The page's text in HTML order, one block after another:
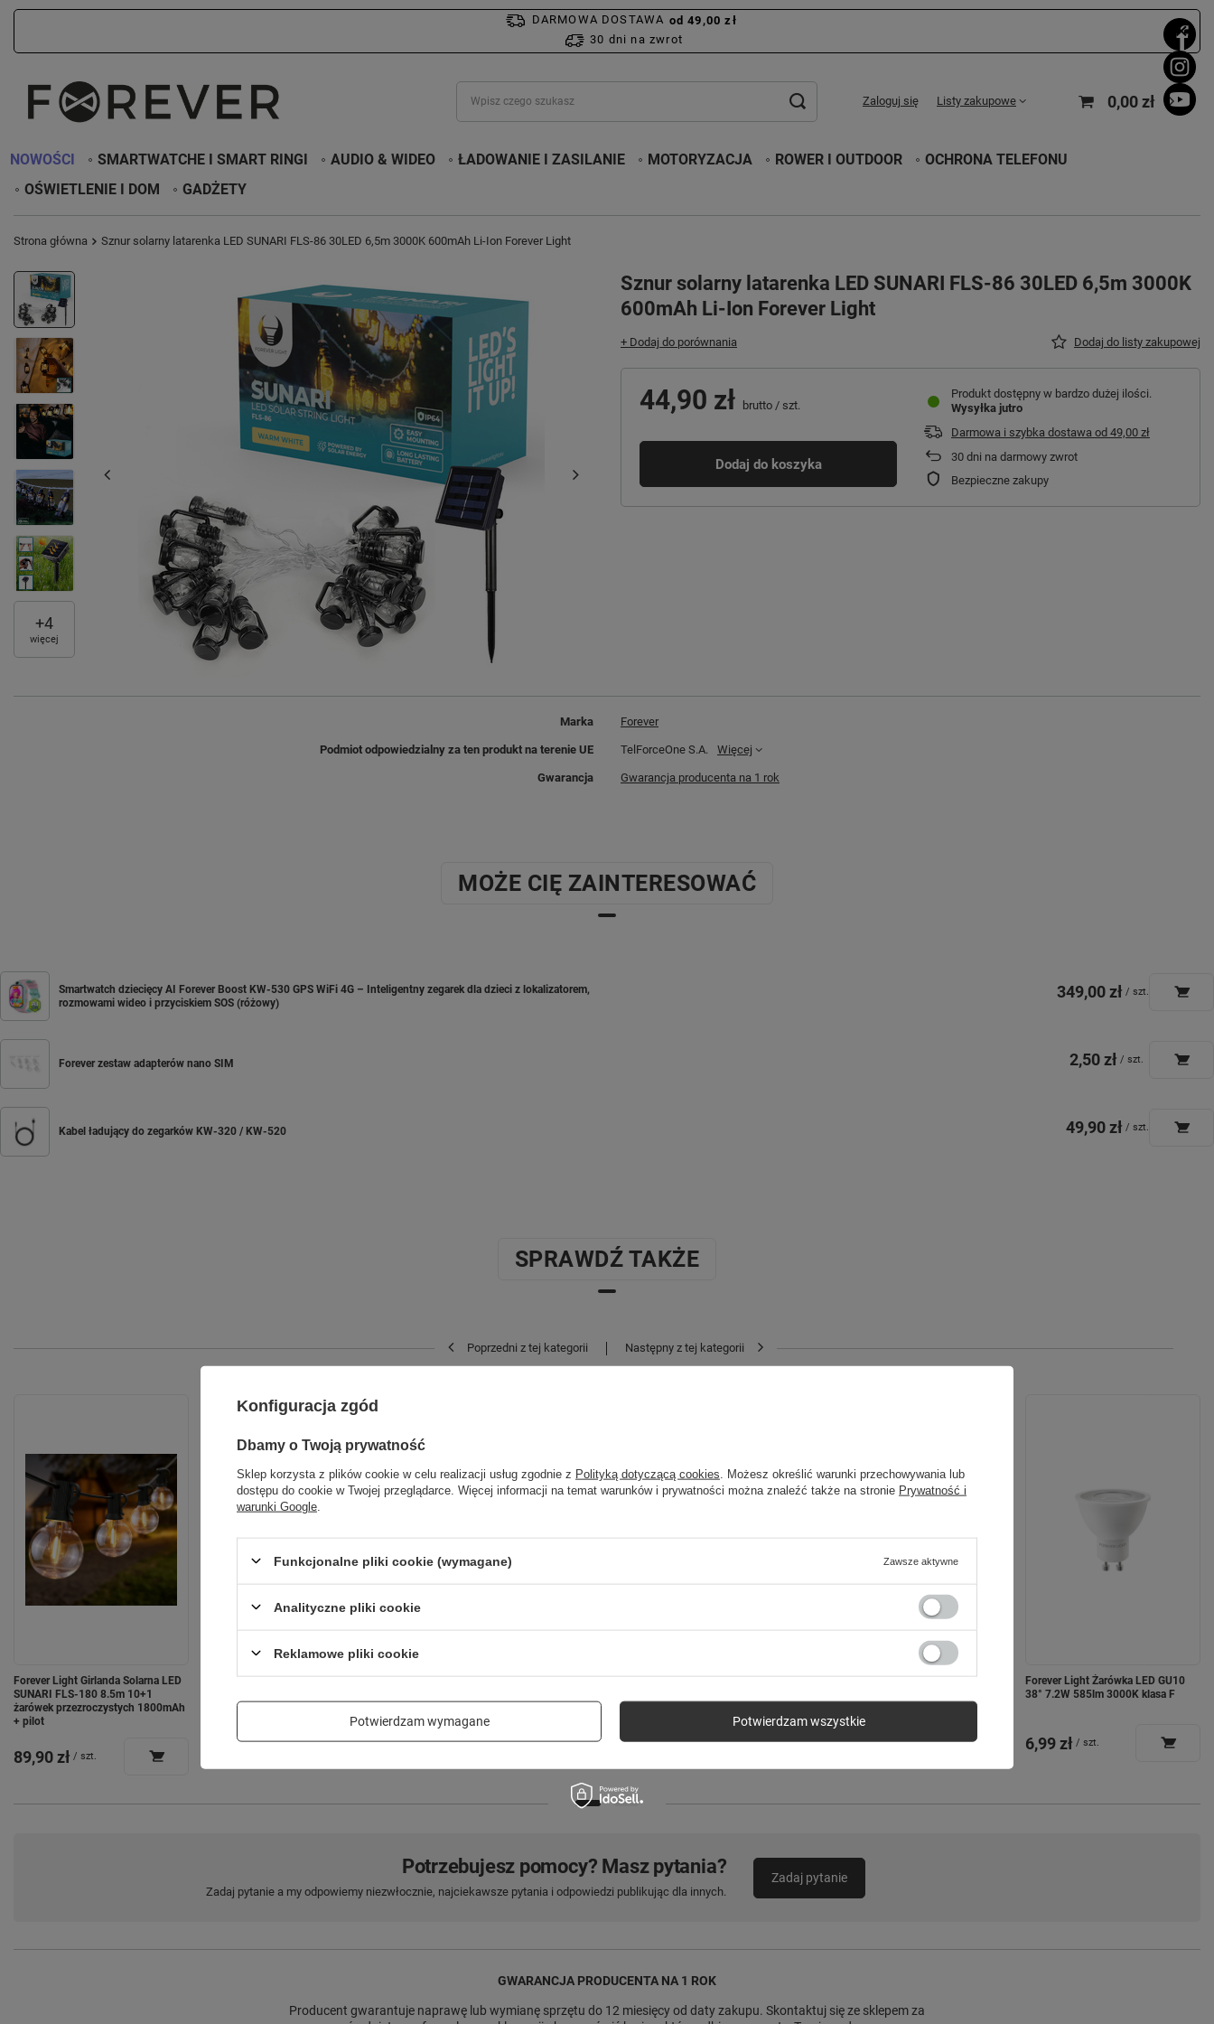
DARMOWA DOSTAWA od 49,00 zł
30 dni na zwrot
Zaloguj się Listy zakupowe 0,00 zł
NOWOŚCI SMARTWATCHE I SMART RINGI AUDIO & WIDEO ŁADOWANIE I ZASILANIE MOTORYZACJA ROWER I OUTDOOR
OCHRONA TELEFONU
OŚWIETLENIE I DOM
GADŻETY
Strona główna Sznur solarny latarenka LED SUNARI FLS-86 30LED 6,5m 3000K 600mAh Li-Ion Forever Light
+4
więcej
Sznur solarny latarenka LED SUNARI FLS-86 30LED 6,5m 3000K
600mAh Li-Ion Forever Light
+ Dodaj do porównania Dodaj do listy zakupowej
44,90 zł brutto / szt.
Dodaj do koszyka
Produkt dostępny w bardzo dużej ilości
Wysyłka jutro
Darmowa i szybka dostawa od 49,00 zł
30 dni na darmowy zwrot
Bezpieczne zakupy
Marka Forever
Podmiot odpowiedzialny za ten produkt na terenie UE TelForceOne S.A. Więcej
Gwarancja Gwarancja producenta na 1 rok
MOŻE CIĘ ZAINTERESOWAĆ
Smartwatch dziecięcy AI Forever Boost KW-530 GPS WiFi 4G – Inteligentny zegarek dla dzieci z lokalizatorem,
rozmowami wideo i przyciskiem SOS (różowy)
349,00 zł / szt.
Forever zestaw adapterów nano SIM 2,50 zł / szt.
Kabel ładujący do zegarków KW-320 / KW-520 49,90 zł / szt.
SPRAWDŹ TAKŻE
Poprzedni z tej kategorii
Forever Light Girlanda Solarna LED
SUNARI FLS-180 8.5m 10+1
żarówek przezroczystych 1800mAh
+ pilot
89,90 zł / szt.
5500mAh Li-Ion Forever Light
129,00 zł / szt. 19,90 zł / szt. 69,90 zł / szt. 44,90 zł / szt.
Forever Light Żarówka LED GU10
38° 7.2W 585lm 3000K klasa F
6,99 zł / szt.
Następny z tej kategorii
Potrzebujesz pomocy? Masz pytania?
Zadaj pytanie a my odpowiemy niezwłocznie, najciekawsze pytania i odpowiedzi publikując dla innych.
Zadaj pytanie
GWARANCJA PRODUCENTA NA 1 ROK
Producent gwarantuje naprawę lub wymianę sprzętu do 12 miesięcy od daty zakupu. Skontaktuj się ze sklepem za
Konfiguracja zgód
Dbamy o Twoją prywatność
Sklep korzysta z plików cookie w celu realizacji usług zgodnie z Polityką dotyczącą cookies . Możesz określić warunki przechowywania lub
dostępu do cookie w Twojej przeglądarce. Więcej informacji na temat warunków i prywatności można znaleźć także na stronie Prywatność i
warunki Google
Funkcjonalne pliki cookie (wymagane) Zawsze aktywne
Analityczne pliki cookie
Reklamowe pliki cookie
Potwierdzam wymagane Potwierdzam wszystkie